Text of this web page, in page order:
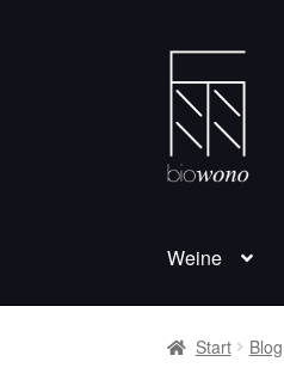
Navigation
springen
Inhalt
springen
Weine
Start Blog